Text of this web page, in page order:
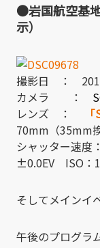
●岩国航空基
示）
撮影日 ：
カメラ ：
レンズ ：
70mm（35mm
シャッター速
±0.0EV ISO：
そしてメインイ
午後のプログラ